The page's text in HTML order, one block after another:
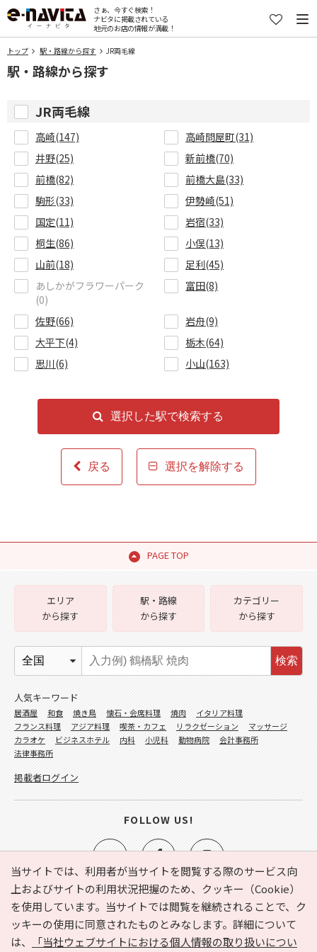
さぁ、今すぐ検索！
ナビタに掲載されている
地元のお店の情報が満載！
トップ 駅・路線から探す JR両毛線
駅・路線から探す
JR両毛線
高崎(147)
高崎問屋町(31)
井野(25)
新前橋(70)
前橋(82)
前橋大島(33)
駒形(33)
伊勢崎(51)
国定(11)
岩宿(33)
桐生(86)
小俣(13)
山前(18)
足利(45)
あしかがフラワーパーク
(0)
富田(8)
佐野(66)
岩舟(9)
大平下(4)
栃木(64)
思川(6)
小山(163)
戻る
選択した駅で検索する
選択を解除する
PAGE TOP
当サイトでは、利用者が当サイトを閲覧する際のサービス向
上およびサイトの利用状況把握のため、クッキー（Cookie）
を使用しています。当サイトでは閲覧を継続されることで、ク
ッキーの使用に同意されたものとみなします。詳細について
は、
「当社ウェブサイトにおける個人情報の取り扱いについ
e-NAVITA（イーナビタ）とは？ お気に入り
ヘルプ
利用規約
個人情報の取り扱いについて
運営会社
エリア
から探す
駅・路線
から探す
カテゴリー
から探す
検索
人気キーワード
居酒屋 和食 焼き鳥 懐石・会席料理 焼肉
イタリア料理
フランス料理
アジア料理 喫茶・カフェ リラクゼーション
マッサージ
カラオケ
ビジネスホテル 内科 小児科 動物病院
会計事務所
法律事務所
掲載者ログイン
FOLLOW US!